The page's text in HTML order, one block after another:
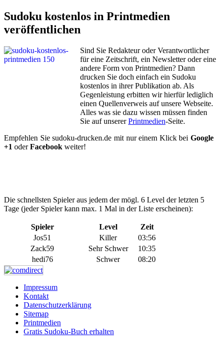
Sudoku kostenlos in Printmedien
veröffentlichen
Sind Sie Redakteur oder Verantwortlicher
für eine Zeitschrift, ein Newsletter oder eine
andere Form von Printmedien? Dann
drucken Sie doch einfach ein Sudoku
kostenlos in ihrer Publikation ab. Als
Gegenleistung erbitten wir hierfür lediglich
einen Quellenverweis auf unsere Webseite.
Alles was sie dazu wissen müssen finden
Sie auf unsererPrintmedien-Seite.
Empfehlen Sie sudoku-drucken.de mit nur einem Klick bei Google
+1 oderFacebook weiter!
Die schnellsten Spieler aus jedem der mögl. 6 Level der letzten 5
Tage (jeder Spieler kann max. 1 Mal in der Liste erscheinen):
Spieler Level
Zeit
Jos51
Killer
03:56
Zack59
Sehr Schwer
10:35
hedi76
Schwer 08:20
Impressum
Kontakt
Datenschutzerklärung
Sitemap
Printmedien
Gratis Sudoku-Buch erhalten